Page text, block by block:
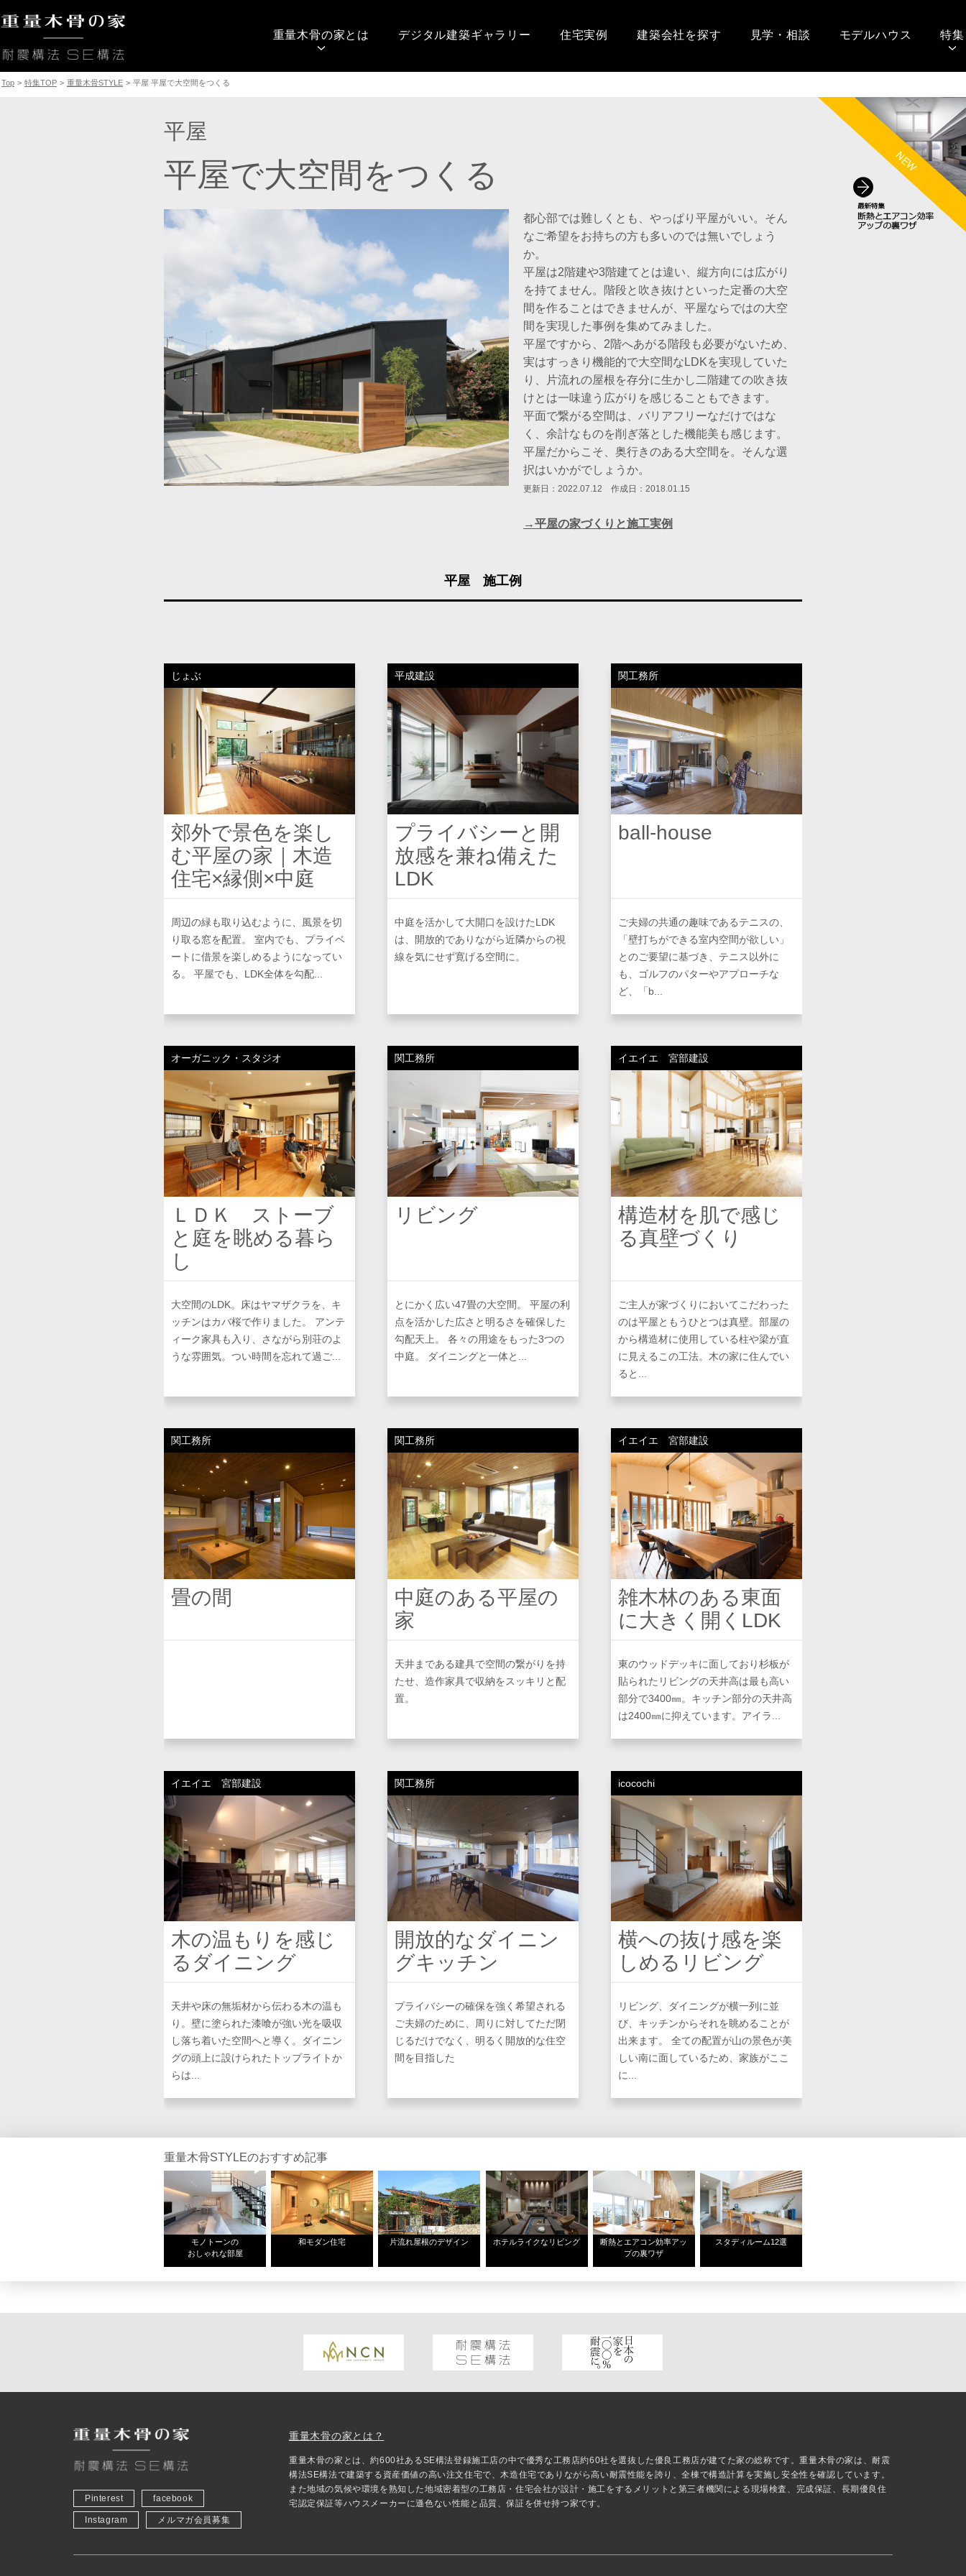
重量木骨の家とは デジタル建築ギャラリー 住宅実例 建築会社を探す 見学・相談 モデルハウス 特集
Top > 特集TOP > 重量木骨STYLE > 平屋 平屋で大空間をつくる
平屋
平屋で大空間をつくる
都心部では難しくとも、やっぱり平屋がいい。そん
なご希望をお持ちの方も多いのでは無いでしょう
か。
平屋は2階建や3階建てとは違い、縦方向には広がり
を持てません。階段と吹き抜けといった定番の大空
間を作ることはできませんが、平屋ならではの大空
間を実現した事例を集めてみました。
平屋ですから、2階へあがる階段も必要がないため、
実はすっきり機能的で大空間なLDKを実現していた
り、片流れの屋根を存分に生かし二階建ての吹き抜
けとは一味違う広がりを感じることもできます。
平面で繋がる空間は、バリアフリーなだけではな
く、余計なものを削ぎ落とした機能美も感じます。
平屋だからこそ、奥行きのある大空間を。そんな選
択はいかがでしょうか。
更新日：2022.07.12 作成日：2018.01.15
→平屋の家づくりと施工実例
平屋 施工例
じょぶ
郊外で景色を楽し
む平屋の家｜木造
住宅×縁側×中庭
周辺の緑も取り込むように、風景を切
り取る窓を配置。 室内でも、プライベ
ートに借景を楽しめるようになってい
る。 平屋でも、LDK全体を勾配...
平成建設
プライバシーと開
放感を兼ね備えた
LDK
中庭を活かして大開口を設けたLDK
は、開放的でありながら近隣からの視
線を気にせず寛げる空間に。
関工務所
ball-house
ご夫婦の共通の趣味であるテニスの、
「壁打ちができる室内空間が欲しい」
とのご要望に基づき、テニス以外に
も、ゴルフのパターやアプローチな
ど、「b...
オーガニック・スタジオ
ＬＤＫ ストーブ
と庭を眺める暮ら
し
大空間のLDK。床はヤマザクラを、キ
ッチンはカバ桜で作りました。 アンテ
ィーク家具も入り、さながら別荘のよ
うな雰囲気。つい時間を忘れて過ご...
関工務所
リビング
とにかく広い47畳の大空間。 平屋の利
点を活かした広さと明るさを確保した
勾配天上。 各々の用途をもった3つの
中庭。 ダイニングと一体と...
イエイエ 宮部建設
構造材を肌で感じ
る真壁づくり
ご主人が家づくりにおいてこだわった
のは平屋ともうひとつは真壁。部屋の
から構造材に使用している柱や梁が直
に見えるこの工法。木の家に住んでい
ると...
関工務所
畳の間
関工務所
中庭のある平屋の
家
天井まである建具で空間の繋がりを持
たせ、造作家具で収納をスッキリと配
置。
イエイエ 宮部建設
雑木林のある東面
に大きく開くLDK
東のウッドデッキに面しており杉板が
貼られたリビングの天井高は最も高い
部分で3400㎜。キッチン部分の天井高
は2400㎜に抑えています。アイラ...
イエイエ 宮部建設
木の温もりを感じ
るダイニング
天井や床の無垢材から伝わる木の温も
り。壁に塗られた漆喰が強い光を吸収
し落ち着いた空間へと導く。ダイニン
グの頭上に設けられたトップライトか
らは...
関工務所
開放的なダイニン
グキッチン
プライバシーの確保を強く希望される
ご夫婦のために、周りに対してただ閉
じるだけでなく、明るく開放的な住空
間を目指した
icocochi
横への抜け感を楽
しめるリビング
リビング、ダイニングが横一列に並
び、キッチンからそれを眺めることが
出来ます。 全ての配置が山の景色が美
しい南に面しているため、家族がここ
に...
重量木骨STYLEのおすすめ記事
モノトーンの
おしゃれな部屋
和モダン住宅 片流れ屋根のデザイン ホテルライクなリビング
断熱とエアコン効率アッ
プの裏ワザ
スタディルーム12選
Pinterest facebook
Instagram メルマガ会員募集
重量木骨の家とは？
重量木骨の家とは、約600社あるSE構法登録施工店の中で優秀な工務店約60社を選抜した優良工務店が建てた家の総称です。重量木骨の家は、耐震
構法SE構法で建築する資産価値の高い注文住宅で、木造住宅でありながら高い耐震性能を誇り、全棟で構造計算を実施し安全性を確認しています。
また地域の気候や環境を熟知した地域密着型の工務店・住宅会社が設計・施工をするメリットと第三者機関による現場検査、完成保証、長期優良住
宅認定保証等ハウスメーカーに遜色ない性能と品質、保証を併せ持つ家です。